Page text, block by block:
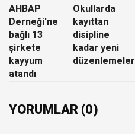
AHBAP
Derneği'ne
bağlı 13
şirkete
kayyum
atandı
Okullarda
kayıttan
disipline
kadar yeni
düzenlemeler
YORUMLAR (0)